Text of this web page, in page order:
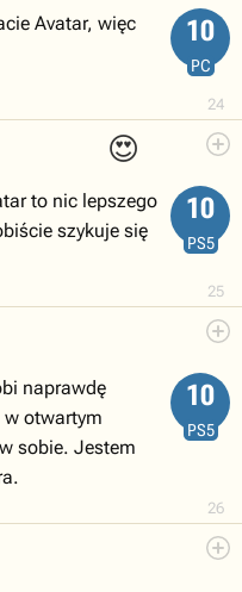
24
10
PC
Avatar, więc
😍
25
10
PS5
to nic lepszego
szykuje się
26
10
PS5
naprawdę
w otwartym
sobie. Jestem